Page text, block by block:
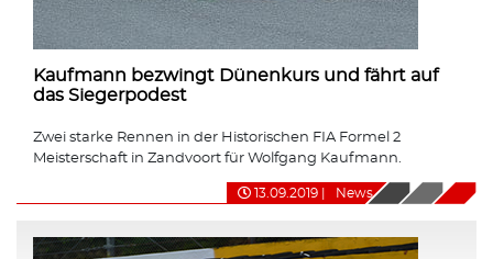
Kaufmann bezwingt Dünenkurs und fährt auf
das Siegerpodest
Zwei starke Rennen in der Historischen FIA Formel 2
Meisterschaft in Zandvoort für Wolfgang Kaufmann.
13.09.2019 News